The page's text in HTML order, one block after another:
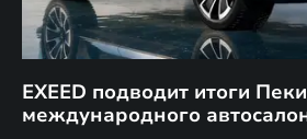
EXEED подводит итоги
международного